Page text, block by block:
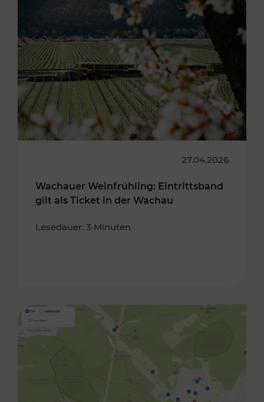
27.04.2026
Wachauer Weinfrühling: Eintrittsband
gilt als Ticket in der Wachau
Lesedauer: 3 Minuten